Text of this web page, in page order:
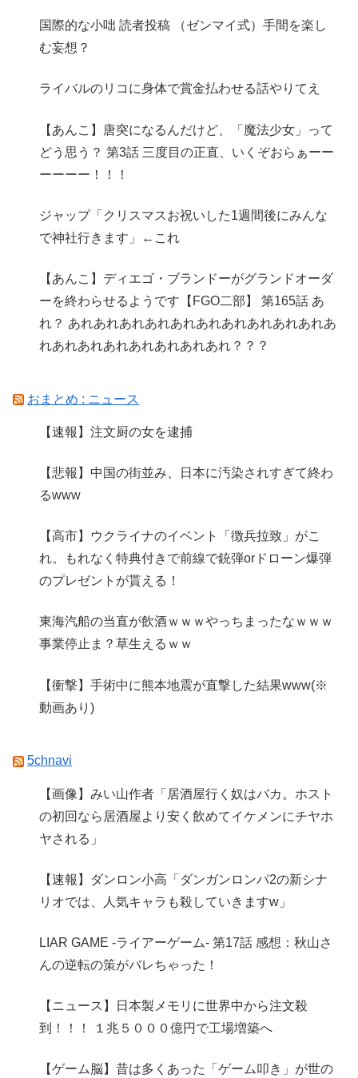
国際的な小咄 読者投稿 （ゼンマイ式）手間を楽し
む妄想？
ライバルのリコに身体で賞金払わせる話やりてえ
【あんこ】唐突になるんだけど、「魔法少女」って
どう思う？ 第3話 三度目の正直、いくぞおらぁーー
ーーーー！！！
ジャップ「クリスマスお祝いした1週間後にみんな
で神社行きます」←これ
【あんこ】ディエゴ・ブランドーがグランドオーダ
ーを終わらせるようです【FGO二部】 第165話 あ
れ？ あれあれあれあれあれあれあれあれあれあれあ
れあれあれあれあれあれあれあれ？？？
おまとめ : ニュース
【速報】注文厨の女を逮捕
【悲報】中国の街並み、日本に汚染されすぎて終わ
るwww
【高市】ウクライナのイベント「徴兵拉致」がこ
れ。もれなく特典付きで前線で銃弾orドローン爆弾
のプレゼントが貰える！
東海汽船の当直が飲酒ｗｗｗやっちまったなｗｗｗ
事業停止ま？草生えるｗｗ
【衝撃】手術中に熊本地震が直撃した結果www(※
動画あり)
5chnavi
【画像】みい山作者「居酒屋行く奴はバカ。ホスト
の初回なら居酒屋より安く飲めてイケメンにチヤホ
ヤされる」
【速報】ダンロン小高「ダンガンロンパ2の新シナ
リオでは、人気キャラも殺していきますw」
LIAR GAME -ライアーゲーム- 第17話 感想：秋山さ
んの逆転の策がバレちゃった！
【ニュース】日本製メモリに世界中から注文殺
到！！！ １兆５０００億円で工場増築へ
【ゲーム脳】昔は多くあった「ゲーム叩き」が世の